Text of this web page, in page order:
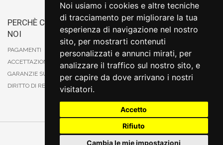
Noi usiamo i cookies e altre tecniche
di tracciamento per migliorare la tua
esperienza di navigazione nel nostro
sito, per mostrarti contenuti
personalizzati e annunci mirati, per
analizzare il traffico sul nostro sito, e
per capire da dove arrivano i nostri
visitatori.
Accetto
Rifiuto
Cambia le mie impostazioni
PERCHÈ COMPRARE DA
NOI
PAGAMENTI
ACCETTAZIONE DEGLI ORDINI
GARANZIE SUI PRODOTTI
DIRITTO DI RECESSO
BONIFICO
CARTA DI CREDITO
PAYPAL
CONTRASSEGNO
POSTEPAY
Cambia preferenze sui cookie